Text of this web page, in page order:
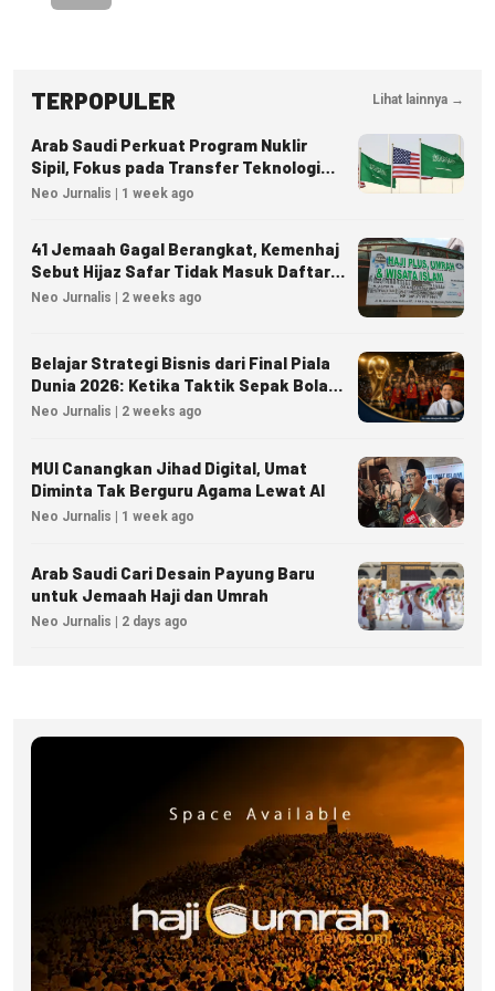
TERPOPULER Lihat lainnya →
Arab Saudi Perkuat Program Nuklir
Sipil, Fokus pada Transfer Teknologi
dan Kedaulatan Energi
Neo Jurnalis | 1 week ago
41 Jemaah Gagal Berangkat, Kemenhaj
Sebut Hijaz Safar Tidak Masuk Daftar
Resmi PPIU
Neo Jurnalis | 2 weeks ago
Belajar Strategi Bisnis dari Final Piala
Dunia 2026: Ketika Taktik Sepak Bola
Menjadi Inspirasi Kesuksesan Bisnis
Neo Jurnalis | 2 weeks ago
MUI Canangkan Jihad Digital, Umat
Diminta Tak Berguru Agama Lewat AI
Neo Jurnalis | 1 week ago
Arab Saudi Cari Desain Payung Baru
untuk Jemaah Haji dan Umrah
Neo Jurnalis | 2 days ago